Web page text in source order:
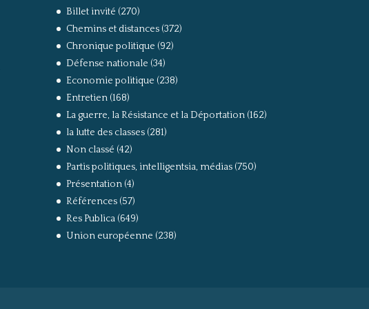
Billet invité (270)
Chemins et distances(372)
Chronique politique (92)
Défense nationale (34)
Economie politique (238)
Entretien(168)
La guerre, la Résistance et la Déportation(162)
la lutte des classes(281)
Non classé (42)
Partis politiques, intelligentsia, médias(750)
Présentation(4)
Références(57)
Res Publica(649)
Union européenne (238)